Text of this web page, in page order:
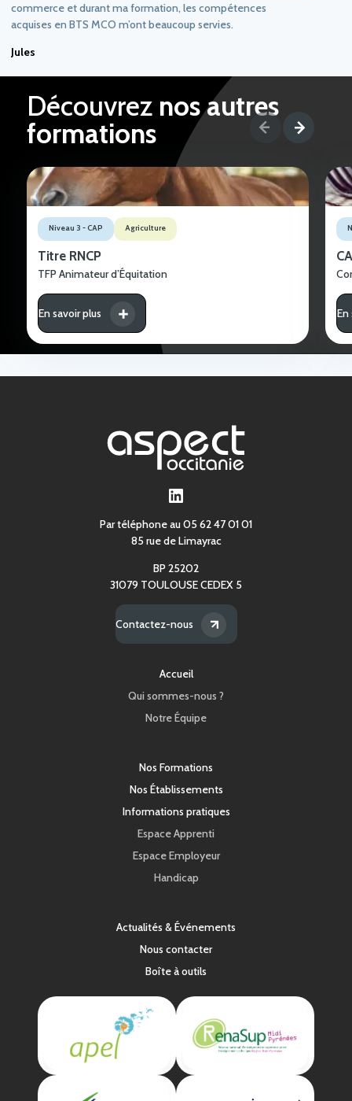
commerce et durant ma formation, les compétences
acquises en BTS MCO m’ont beaucoup servies.
Jules
Découvrez nos autres
formations
TFP Animateur d’Équitation
Titre RNCP
Niveau 3 - CAP Agriculture
En savoir plus En
LinkedIn
Par téléphone au 05 62 47 01 01
85 rue de Limayrac
BP 25202
31079 TOULOUSE CEDEX 5
Contactez-nous
Accueil
Qui sommes-nous ?
Notre Équipe
Nos Formations
Nos Établissements
Informations pratiques
Espace Apprenti
Espace Employeur
Handicap
Actualités & Événements
Nous contacter
Boîte à outils